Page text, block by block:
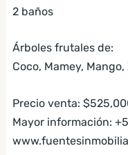
2 baños
Árboles frutales de:
Coco, Mamey,
Precio venta:
Mayor información: